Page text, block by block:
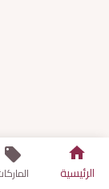
الرئيسية